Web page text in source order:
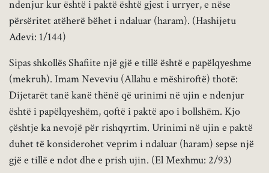
ndenjur kur është i paktë është gjest i urryer, e nëse
përsëritet atëherë bëhet i ndaluar (haram). (Hashijetu
Adevi: 1/144)
Sipas shkollës Shafiite një gjë e tillë është e papëlqyeshme
(mekruh). Imam Neveviu (Allahu e mëshiroftë) thotë:
Dijetarët tanë kanë thënë që urinimi në ujin e ndenjur
është i papëlqyeshëm, qoftë i paktë apo i bollshëm. Kjo
çështje ka nevojë për rishqyrtim. Urinimi në ujin e paktë
duhet të konsiderohet veprim i ndaluar (haram) sepse një
gjë e tillë e ndot dhe e prish ujin. (El Mexhmu: 2/93)